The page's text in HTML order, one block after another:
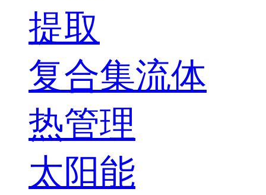
提取
复合集流体
热管理
太阳能